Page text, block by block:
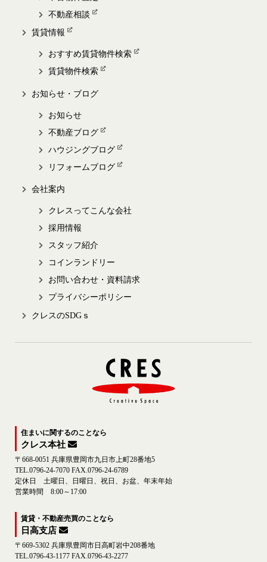
不動産相談
賃貸情報
おすすめ賃貸物件検索
賃貸物件検索
お知らせ・ブログ
お知らせ
不動産ブログ
ハウジングブログ
リフォームブログ
会社案内
クレスってこんな会社
採用情報
スタッフ紹介
コインランドリー
お問い合わせ・資料請求
プライバシーポリシー
クレスのSDGｓ
住まいに関するのことなら
クレス本社
〒668-0051 兵庫県豊岡市九日市上町28番地5
TEL.0796-24-7070 FAX.0796-24-6789
定休日 土曜日、日曜日、祝日、お盆、年末年始
営業時間 8:00～17:00
賃貸・不動産売買のことなら
日高支店
〒669-5302 兵庫県豊岡市日高町岩中208番地
TEL.0796-43-1177 FAX.0796-43-2277